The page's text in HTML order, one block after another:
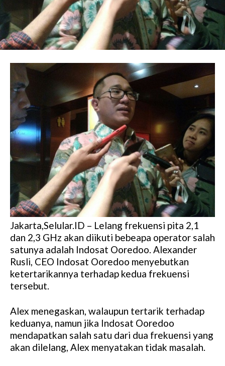
Jakarta,Selular.ID – Lelang frekuensi pita 2,1
dan 2,3 GHz akan diikuti bebeapa operator salah
satunya adalah Indosat Ooredoo. Alexander
Rusli, CEO Indosat Ooredoo menyebutkan
ketertarikannya terhadap kedua frekuensi
tersebut.
Alex menegaskan, walaupun tertarik terhadap
keduanya, namun jika Indosat Ooredoo
mendapatkan salah satu dari dua frekuensi yang
akan dilelang, Alex menyatakan tidak masalah.